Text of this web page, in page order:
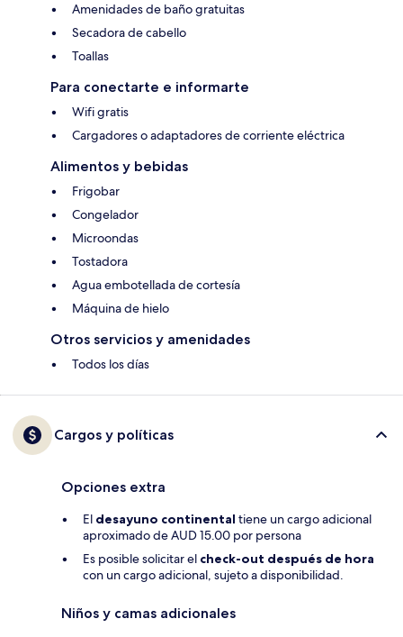
Amenidades de baño gratuitas
Secadora de cabello
Toallas
Para conectarte e informarte
Wifi gratis
Cargadores o adaptadores de corriente eléctrica
Alimentos y bebidas
Frigobar
Congelador
Microondas
Tostadora
Agua embotellada de cortesía
Máquina de hielo
Otros servicios y amenidades
Todos los días
Cargos y políticas
Opciones extra
El desayuno continental tiene un cargo adicional
aproximado de AUD 15.00 por persona
Es posible solicitar el check-out después de hora
con un cargo adicional, sujeto a disponibilidad.
Niños y camas adicionales